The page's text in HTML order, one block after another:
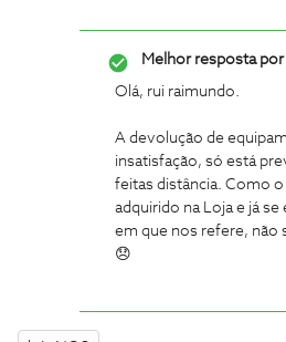
Melhor resposta por
Olá, rui raimundo.
A devolução de
insatisfação, só está
feitas distância. Como
adquirido na Loja e já
em que nos refere, não
😞